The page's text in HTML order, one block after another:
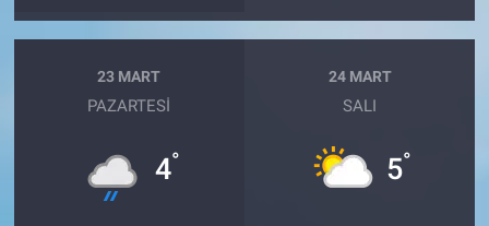
23 MART
PAZARTESI
4°
24 MART
SALI
5°